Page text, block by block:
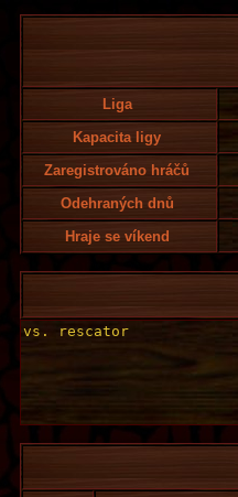
Liga
Kapacita ligy
Zaregistrováno hráčů
Odehraných dnů
Hraje se víkend